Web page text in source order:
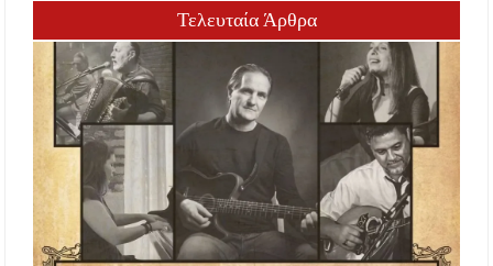
Τελευταία Άρθρα